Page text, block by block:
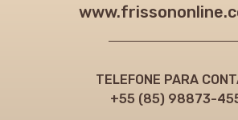
TELEFONE PARA
+55 (85) 98873-